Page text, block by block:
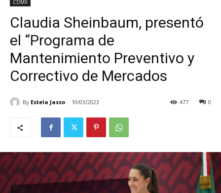
CDMX
Claudia Sheinbaum, presentó
el “Programa de
Mantenimiento Preventivo y
Correctivo de Mercados
By Estela Jasso 10/03/2023 0
477